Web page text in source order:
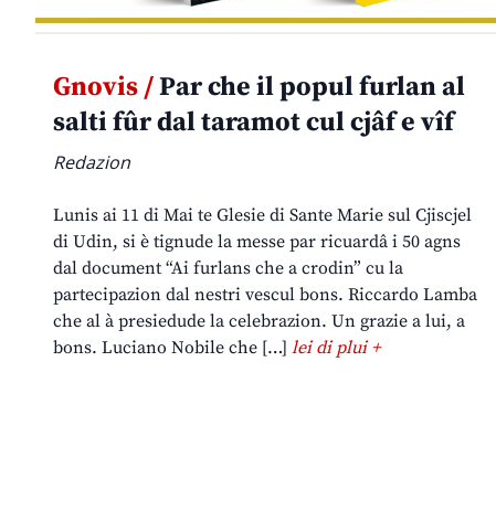
Gnovis /Par che il popul furlan al
salti fûr dal taramot cul cjâf e vîf
Redazion
Lunis ai 11 di Mai te Glesie di Sante Marie sul Cjiscjel
di Udin, si è tignude la messe par ricuardâ i 50 agns
dal document “Ai furlans che a crodin” cu la
partecipazion dal nestri vescul bons. Riccardo Lamba
che al à presiedude la celebrazion. Un grazie a lui, a
bons. Luciano Nobile che […] lei di plui +